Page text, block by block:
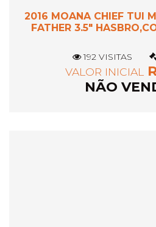
2016 MOANA CHIEF TUI
FATHER 3.5"
192 VISITAS
VALOR INICIAL
NÃO